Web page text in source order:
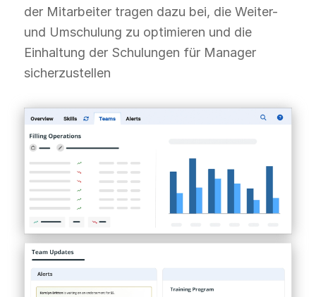
der Mitarbeiter tragen dazu bei, die Weiter-
und Umschulung zu optimieren und die
Einhaltung der Schulungen für Manager
sicherzustellen